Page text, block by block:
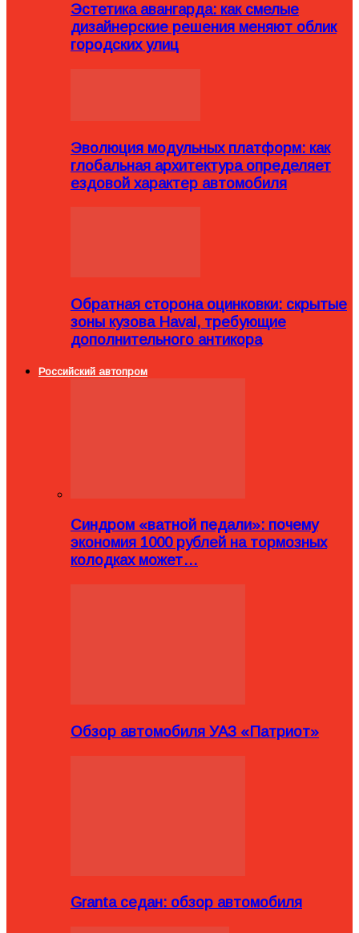
Эстетика авангарда: как смелые
дизайнерские решения меняют облик
городских улиц
Эволюция модульных платформ: как
глобальная архитектура определяет
ездовой характер автомобиля
Обратная сторона оцинковки: скрытые
зоны кузова Haval, требующие
дополнительного антикора
Российский автопром
Синдром «ватной педали»: почему
экономия 1000 рублей на тормозных
колодках может…
Обзор автомобиля УАЗ «Патриот»
Granta седан: обзор автомобиля